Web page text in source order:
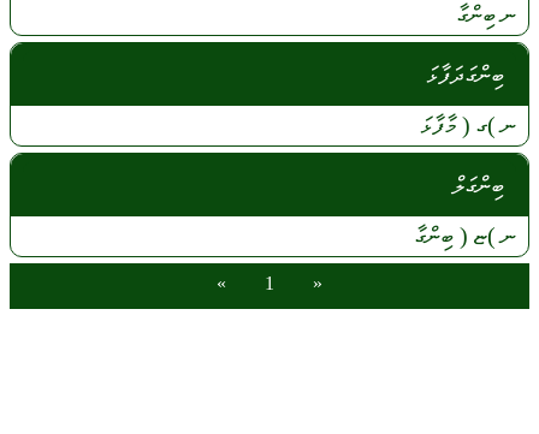
ނބިންގާ
ބިންގަދަފާޅަ
ނ)ގ (މާފާޅަ
ބިންގަލް
ނ)ޏ ( ބިންގާ
«
1
»